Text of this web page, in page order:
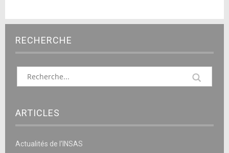
RECHERCHE
ARTICLES
Actualités de l’INSAS